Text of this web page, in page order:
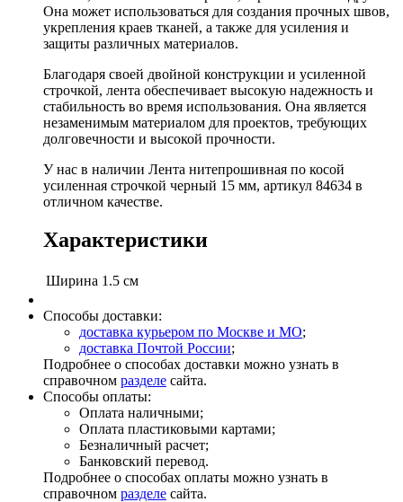
Она может использоваться для создания прочных швов,
укрепления краев тканей, а также для усиления и
защиты различных материалов.
Благодаря своей двойной конструкции и усиленной
строчкой, лента обеспечивает высокую надежность и
стабильность во время использования. Она является
незаменимым материалом для проектов, требующих
долговечности и высокой прочности.
У нас в наличии Лента нитепрошивная по косой
усиленная строчкой черный 15 мм, артикул 84634 в
отличном качестве.
Характеристики
Ширина 1.5 см
Способы доставки:
доставка курьером по Москве и МО;
доставка Почтой России;
Подробнее о способах доставки можно узнать в
справочном разделе сайта.
Способы оплаты:
Оплата наличными;
Оплата пластиковыми картами;
Безналичный расчет;
Банковский перевод.
Подробнее о способах оплаты можно узнать в
справочном разделе сайта.